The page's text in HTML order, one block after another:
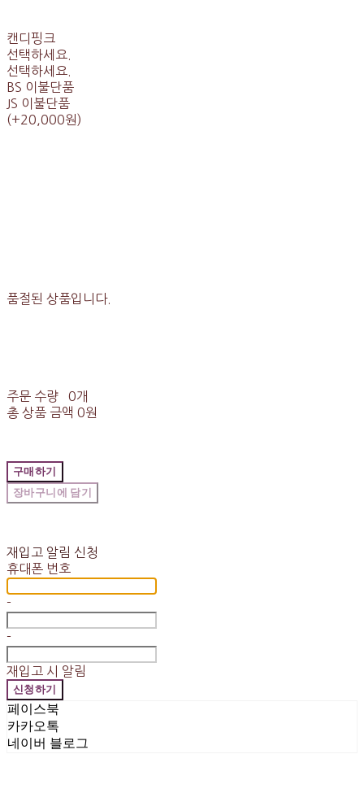
캔디핑크
선택하세요.
선택하세요.
BS 이불단품
JS 이불단품
(+20,000원)
품절된 상품입니다.
주문 수량
0개
총 상품 금액 0원
구매하기
장바구니에 담기
재입고 알림 신청
휴대폰 번호
-
-
재입고 시 알림
신청하기
페이스북
카카오톡
네이버 블로그